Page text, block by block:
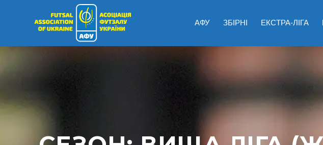
АФУ ЗБІРНІ ЕКСТРА-ЛІГА